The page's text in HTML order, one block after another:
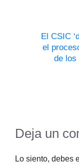
El CSIC
el
de los
Deja un
Lo siento, debes